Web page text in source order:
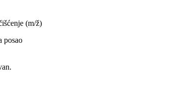
(m/ž)
posao